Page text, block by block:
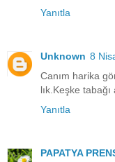
Yanıtla
Unknown 8
Canım harika
lık.Keşke
Yanıtla
PAPATYA